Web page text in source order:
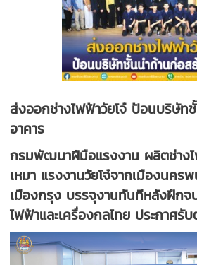
ส่งออกช่างไฟฟ้าวัยโจ๋ ป้อนบริษัท
อาคาร
กรมพัฒนาฝีมือแรงงาน ผลิตช่าง
เหมา แรงงานวัยโจ๋จากเมืองนคร
เมืองกรุง บรรจุงานทันทีหลังฝึกจ
ไฟฟ้าและเครื่องกลไทย ประกาศรั